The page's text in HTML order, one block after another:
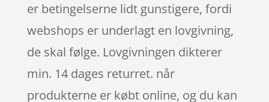
er betingelserne lidt gunstigere, fordi
webshops er underlagt en lovgivning,
de skal følge. Lovgivningen dikterer
min. 14 dages returret. når
produkterne er købt online, og du kan